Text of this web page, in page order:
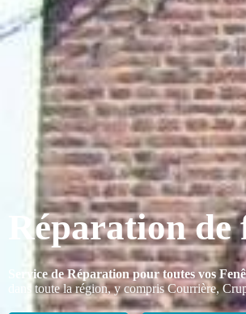
Réparation de
Service de Réparation pour toutes vos
dans toute la région, y compris Courrière,